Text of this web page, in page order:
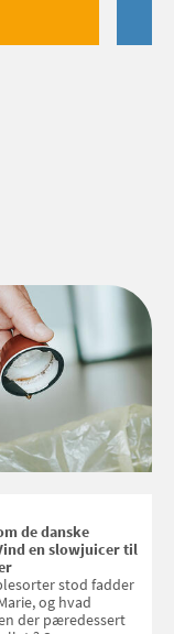
de danske
en slowjuicer til
stod fadder
og hvad
der pæredessert